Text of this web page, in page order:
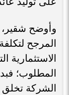
المرجح
الاستثمارية
المطلوب؛
الشركة تخلق